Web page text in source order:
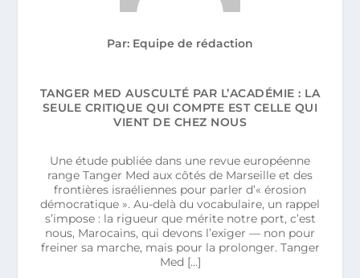
Par: Equipe de rédaction
TANGER MED AUSCULTÉ PAR L’ACADÉMIE : LA
SEULE CRITIQUE QUI COMPTE EST CELLE QUI
VIENT DE CHEZ NOUS
Une étude publiée dans une revue européenne
range Tanger Med aux côtés de Marseille et des
frontières israéliennes pour parler d’« érosion
démocratique ». Au-delà du vocabulaire, un rappel
s’impose : la rigueur que mérite notre port, c’est
nous, Marocains, qui devons l’exiger — non pour
freiner sa marche, mais pour la prolonger. Tanger
Med […]